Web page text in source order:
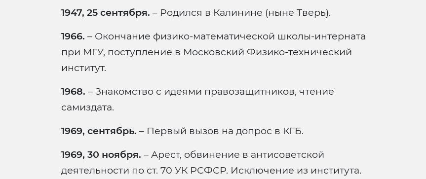
1947, 25 сентября. – Родился в Калинине (ныне Тверь).
1966. – Окончание физико-математической школы-интерната
при МГУ, поступление в Московский Физико-технический
институт.
1968. – Знакомство с идеями правозащитников, чтение
самиздата.
1969, сентябрь. – Первый вызов на допрос в КГБ.
1969, 30 ноября. – Арест, обвинение в антисоветской
деятельности по ст. 70 УК РСФСР. Исключение из института.